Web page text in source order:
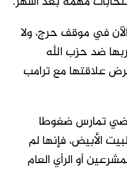
في موقف حرج، ولا
ضد حزب الله
علاقتها مع ترامب
تمارس ضغوطا
الأبيض، فإنها لم
أو الرأي العام